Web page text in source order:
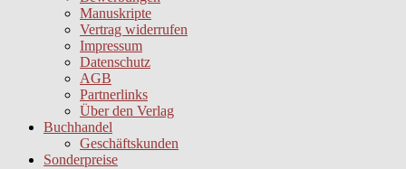
Manuskripte
Vertrag widerrufen
Impressum
Datenschutz
AGB
Partnerlinks
Über den Verlag
Buchhandel
Geschäftskunden
Sonderpreise